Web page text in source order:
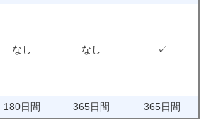
なし なし ✓
180日間 365日間 365日間